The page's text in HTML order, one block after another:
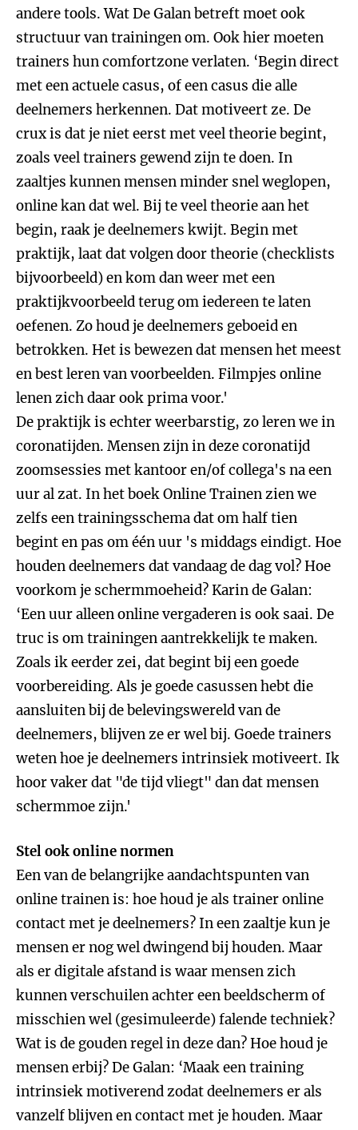
andere tools. Wat De Galan betreft moet ook
structuur van trainingen om. Ook hier moeten
trainers hun comfortzone verlaten. ‘Begin direct
met een actuele casus, of een casus die alle
deelnemers herkennen. Dat motiveert ze. De
crux is dat je niet eerst met veel theorie begint,
zoals veel trainers gewend zijn te doen. In
zaaltjes kunnen mensen minder snel weglopen,
online kan dat wel. Bij te veel theorie aan het
begin, raak je deelnemers kwijt. Begin met
praktijk, laat dat volgen door theorie (checklists
bijvoorbeeld) en kom dan weer met een
praktijkvoorbeeld terug om iedereen te laten
oefenen. Zo houd je deelnemers geboeid en
betrokken. Het is bewezen dat mensen het meest
en best leren van voorbeelden. Filmpjes online
lenen zich daar ook prima voor.'
De praktijk is echter weerbarstig, zo leren we in
coronatijden. Mensen zijn in deze coronatijd
zoomsessies met kantoor en/of collega's na een
uur al zat. In het boek Online Trainen zien we
zelfs een trainingsschema dat om half tien
begint en pas om één uur 's middags eindigt. Hoe
houden deelnemers dat vandaag de dag vol? Hoe
voorkom je schermmoeheid? Karin de Galan:
‘Een uur alleen online vergaderen is ook saai. De
truc is om trainingen aantrekkelijk te maken.
Zoals ik eerder zei, dat begint bij een goede
voorbereiding. Als je goede casussen hebt die
aansluiten bij de belevingswereld van de
deelnemers, blijven ze er wel bij. Goede trainers
weten hoe je deelnemers intrinsiek motiveert. Ik
hoor vaker dat "de tijd vliegt" dan dat mensen
schermmoe zijn.'
Stel ook online normen
Een van de belangrijke aandachtspunten van
online trainen is: hoe houd je als trainer online
contact met je deelnemers? In een zaaltje kun je
mensen er nog wel dwingend bij houden. Maar
als er digitale afstand is waar mensen zich
kunnen verschuilen achter een beeldscherm of
misschien wel (gesimuleerde) falende techniek?
Wat is de gouden regel in deze dan? Hoe houd je
mensen erbij? De Galan: ‘Maak een training
intrinsiek motiverend zodat deelnemers er als
vanzelf blijven en contact met je houden. Maar